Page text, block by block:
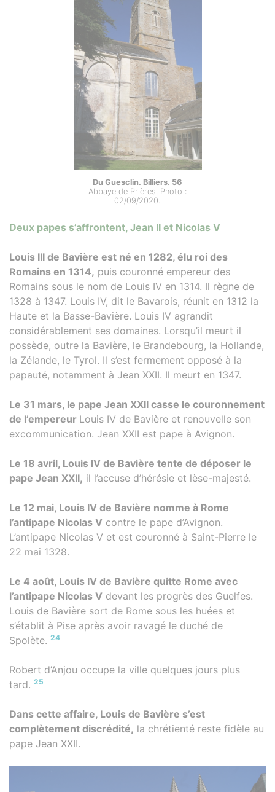
Du Guesclin. Billiers. 56
Abbaye de Prières. Photo :
02/09/2020.
Deux papes s’affrontent, Jean II et Nicolas V
Louis III de Bavière est né en 1282, élu roi des
Romains en 1314, puis couronné empereur des
Romains sous le nom de Louis IV en 1314. Il règne de
1328 à 1347. Louis IV, dit le Bavarois, réunit en 1312 la
Haute et la Basse-Bavière. Louis IV agrandit
considérablement ses domaines. Lorsqu’il meurt il
possède, outre la Bavière, le Brandebourg, la Hollande,
la Zélande, le Tyrol. Il s’est fermement opposé à la
papauté, notamment à Jean XXII. Il meurt en 1347.
Le 31 mars, le pape Jean XXII casse le couronnement
de l’empereur Louis IV de Bavière et renouvelle son
excommunication. Jean XXII est pape à Avignon.
Le 18 avril, Louis IV de Bavière tente de déposer le
pape Jean XXII, il l’accuse d’hérésie et lèse-majesté.
Le 12 mai, Louis IV de Bavière nomme à Rome
l’antipape Nicolas V contre le pape d’Avignon.
L’antipape Nicolas V et est couronné à Saint-Pierre le
22 mai 1328.
Le 4 août, Louis IV de Bavière quitte Rome avec
l’antipape Nicolas V devant les progrès des Guelfes.
Louis de Bavière sort de Rome sous les huées et
s’établit à Pise après avoir ravagé le duché de
Spolète. 24
Robert d’Anjou occupe la ville quelques jours plus
tard. 25
Dans cette affaire, Louis de Bavière s’est
complètement discrédité, la chrétienté reste fidèle au
pape Jean XXII.